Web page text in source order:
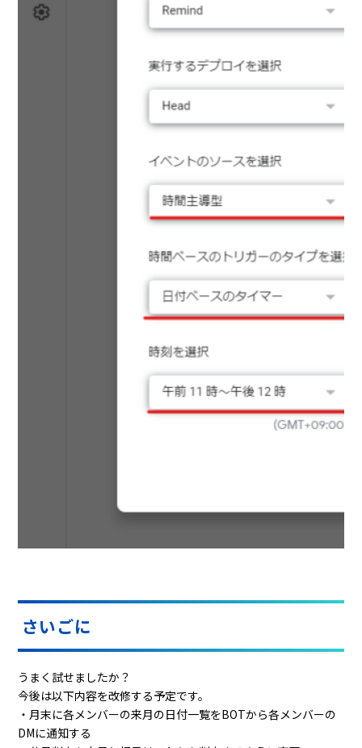
さいごに
うまく試せましたか？
今後は以下内容を改修する予定です。
・月末に各メンバーの来月の日付一覧をBOTから各メンバーの
DMに通知する